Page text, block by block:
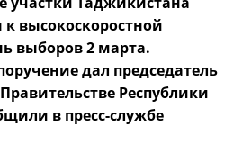
высокоскоростной
выборов 2 марта.
дал председатель
Республики
в пресс-службе